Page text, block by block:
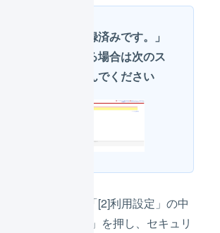
「アプリ登録済みです。」
と表示される場合は次のス
テップに進んでください
側のメニューから「[2]利用設定」の中
」を押し、セキュリ